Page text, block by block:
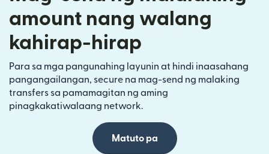
amount nang walang
kahirap-hirap
Para sa mga pangunahing layunin at hindi inaasahang
pangangailangan, secure na mag-send ng malaking
transfers sa pamamagitan ng aming
pinagkakatiwalaang network.
Matuto pa